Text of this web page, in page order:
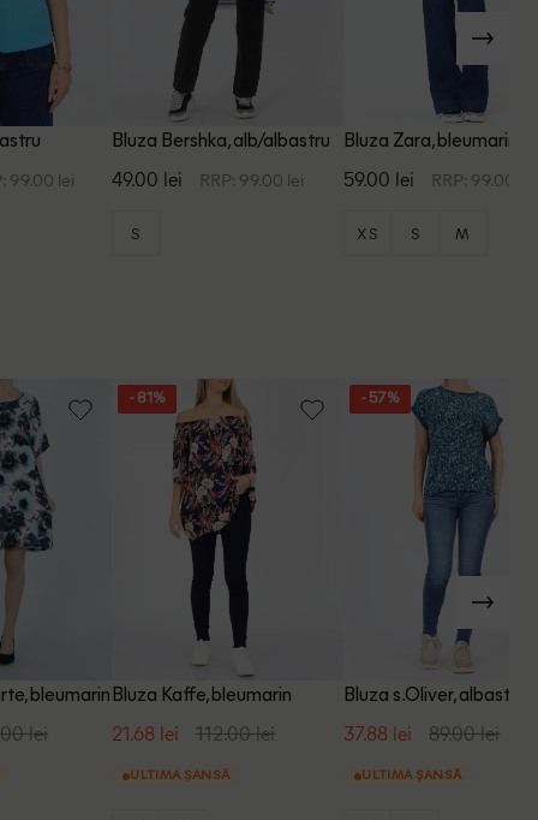
99.00 lei
Bluza Bershka, alb/albastru
49.00 lei RRP: 99.00 lei
S
Bluza Zara, bleumarin
59.00 lei RRP: 99.00 lei
XS S M
bleumarin
lei
- 81%
Bluza Kaffe, bleumarin
21.68 lei 112.00 lei
ULTIMA ȘANSĂ
- 57%
Bluza s.Oliver, albastru
37.88 lei 89.00 lei
ULTIMA ȘANSĂ